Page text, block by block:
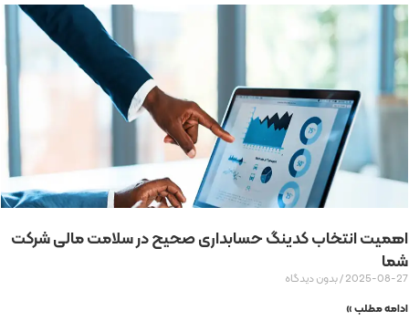
اهمیت انتخاب کدینگ حسابداری صحیح در سلامت مالی شرکت
شما
2025-08-27 بدون دیدگاه
ادامه مطلب »